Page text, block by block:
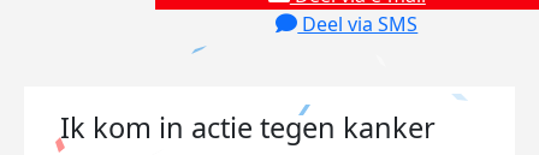
Deel via SMS
Ik kom in actie tegen kanker